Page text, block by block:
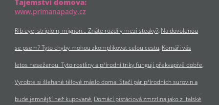
Tajemství domova:
www.primanapady.cz
Rib eye, striploin, mignon… Znáte rozdíly mezi steaky? Na dovolenou
se psem? Tyto chyby mohou zkomplikovat celou cestu Komáři vás
letos nesežerou. Tyto rostliny a přírodní triky fungují překvapivě dobře
Vyrobte si šlehané tělové máslo doma: Stačí pár přírodních surovin a
bude jemnější než kupované Domácí pistáciová zmrzlina jako z italské